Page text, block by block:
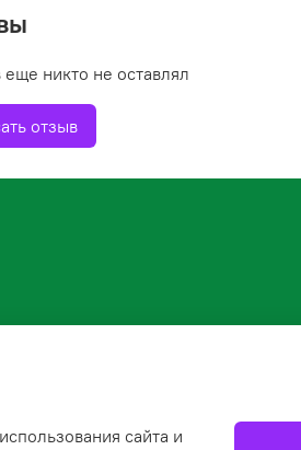
никто не оставлял
отзыв
сайта и